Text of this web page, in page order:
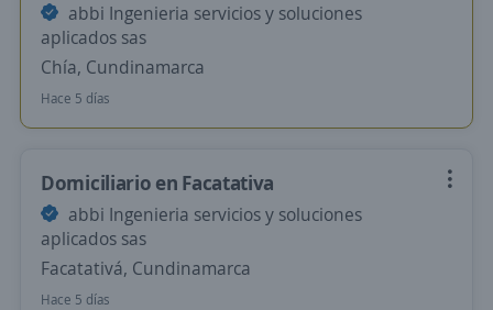
abbi Ingenieria servicios y soluciones
aplicados sas
Chía, Cundinamarca
Hace 5 días
Domiciliario en Facatativa
abbi Ingenieria servicios y soluciones
aplicados sas
Facatativá, Cundinamarca
Hace 5 días